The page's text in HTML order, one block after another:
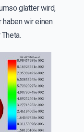
glatter wird,
wir einen